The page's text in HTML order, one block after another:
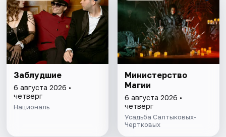
Заблудшие
6 августа 2026 •
четверг
Националь
Министерство
Магии
6 августа 2026 •
четверг
Усадьба Салтыковых-
Чертковых